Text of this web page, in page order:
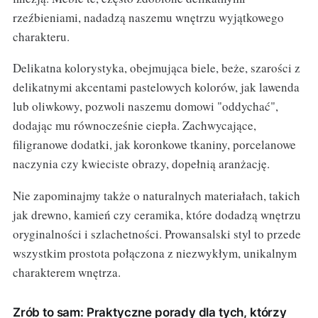
rzeźbieniami, nadadzą naszemu wnętrzu wyjątkowego
charakteru.
Delikatna kolorystyka, obejmująca biele, beże, szarości z
delikatnymi akcentami pastelowych kolorów, jak lawenda
lub oliwkowy, pozwoli naszemu domowi "oddychać",
dodając mu równocześnie ciepła. Zachwycające,
filigranowe dodatki, jak koronkowe tkaniny, porcelanowe
naczynia czy kwieciste obrazy, dopełnią aranżację.
Nie zapominajmy także o naturalnych materiałach, takich
jak drewno, kamień czy ceramika, które dodadzą wnętrzu
oryginalności i szlachetności. Prowansalski styl to przede
wszystkim prostota połączona z niezwykłym, unikalnym
charakterem wnętrza.
Zrób to sam: Praktyczne porady dla tych, którzy